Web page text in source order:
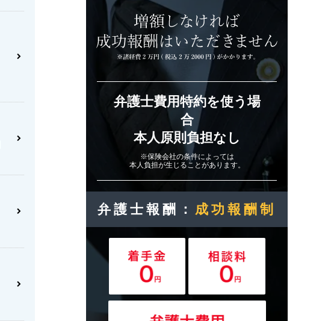
弁護士費用特約を使う場
合
本人原則負担なし
※保険会社の条件によっては
本人負担が生じることがあります。
弁護士報酬： 成功報酬制